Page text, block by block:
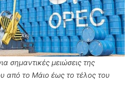
σημαντικές μειώσεις της
από το Μάιο έως το τέλος του